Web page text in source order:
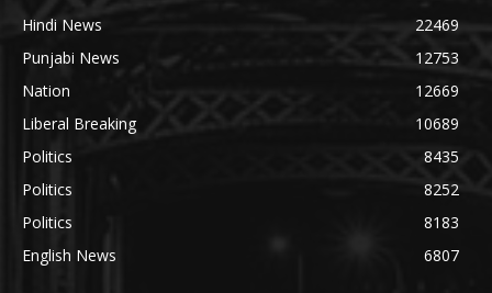
Hindi News
22469
Punjabi News
12753
Nation
12669
Liberal Breaking
10689
Politics
8435
Politics
8252
Politics
8183
English News
6807